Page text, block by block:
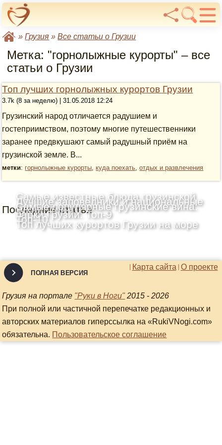
»Грузия »Все статьи о Грузии
Метка: "горнолыжные курорты" – все
статьи о Грузии
Топ лучших горнолыжных курортов Грузии
3.7k (8 за неделю) | 31.05.2018 12:24
Грузинский народ отличается радушием и
гостеприимством, поэтому многие путешественники
заранее предвкушают самый радушный приём на
грузинской земле. В...
метки: горнолыжные курорты,куда поехать,отдых и развлечения
Последние статьи
Самые известные блюда грузинской
кухни: Топ-10
Лучшие заповедники и национальные
парки Грузии: Топ-9
Самые популярные грузинские вина:
Топ-10
Топ лучших курортов Грузии на море
О проекте
Карта сайта
ПОЛНАЯ ВЕРСИЯ
Грузия на портале "Руки в Ноги" 2015 - 2026
При полной или частичной перепечатке редакционных и
авторских материалов гиперссылка на «RukiVNogi.com»
обязательна. Пользовательское соглашение